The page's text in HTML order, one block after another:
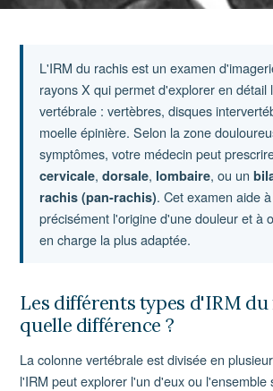
L'IRM du rachis est un examen
rayons X qui permet d'explorer en détail
vertébrale : vertèbres, disques
moelle épinière. Selon la zone
symptômes, votre médecin peut
cervicale,dorsale, lombaire, ou un
rachis (pan-rachis). Cet examen aide
précisément l'origine d'une douleur et à
en charge la plus adaptée.
Les différents types d'IRM
quelle différence ?
La colonne vertébrale est divisée en
l'IRM peut explorer l'un d'eux ou l'ensemble